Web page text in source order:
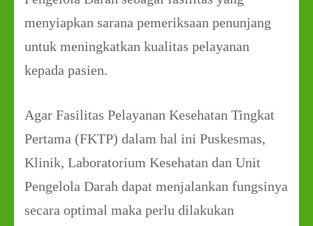
menyiapkan sarana pemeriksaan penunjang
untuk meningkatkan kualitas pelayanan
kepada pasien.
Agar Fasilitas Pelayanan Kesehatan Tingkat
Pertama (FKTP) dalam hal ini Puskesmas,
Klinik, Laboratorium Kesehatan dan Unit
Pengelola Darah dapat menjalankan fungsinya
secara optimal maka perlu dilakukan